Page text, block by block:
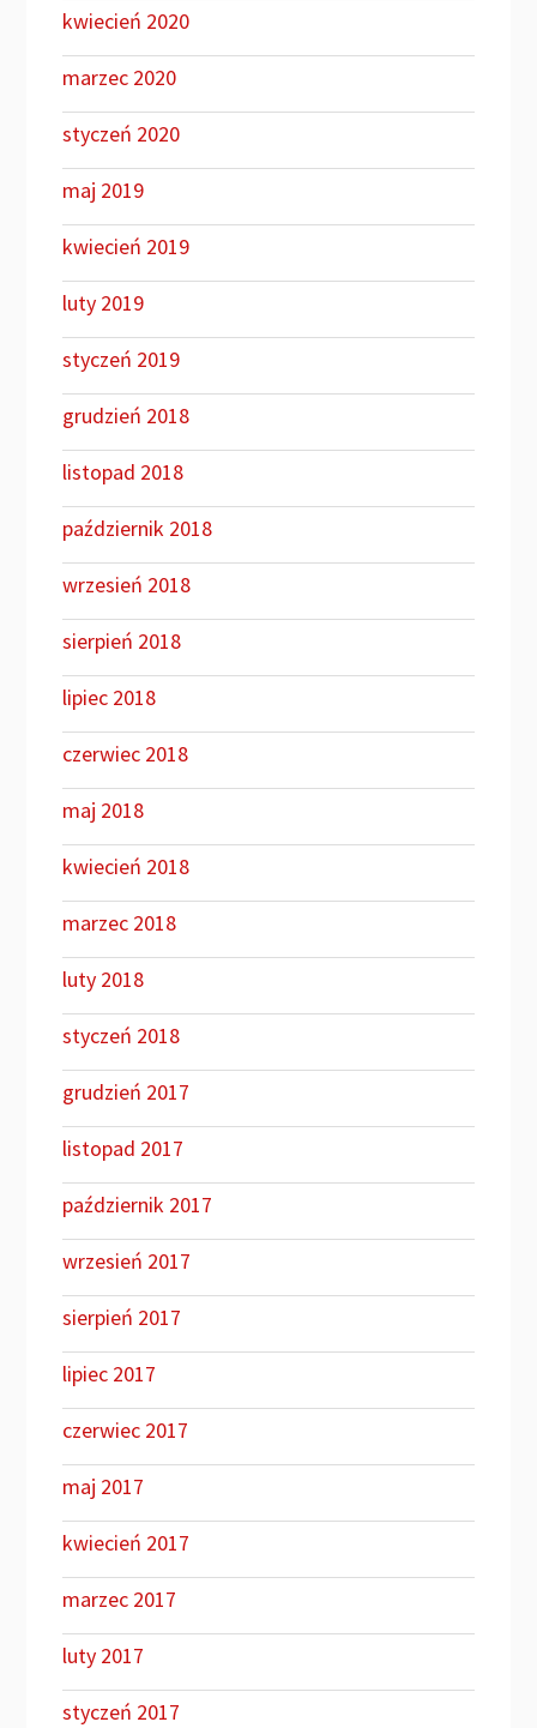
kwiecień 2020
marzec 2020
styczeń 2020
maj 2019
kwiecień 2019
luty 2019
styczeń 2019
grudzień 2018
listopad 2018
październik 2018
wrzesień 2018
sierpień 2018
lipiec 2018
czerwiec 2018
maj 2018
kwiecień 2018
marzec 2018
luty 2018
styczeń 2018
grudzień 2017
listopad 2017
październik 2017
wrzesień 2017
sierpień 2017
lipiec 2017
czerwiec 2017
maj 2017
kwiecień 2017
marzec 2017
luty 2017
styczeń 2017